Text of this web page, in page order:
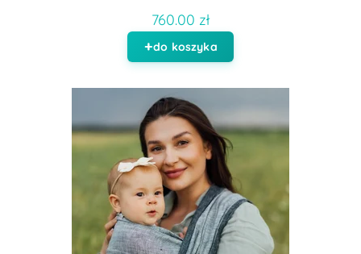
760.00 zł
do koszyka